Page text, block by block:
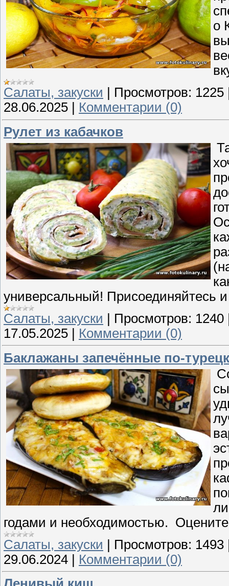
о
Cалаты, закуски
Просмотров: 1225
28.06.2025
Комментарии (0)
Рулет из кабачков
универсальный! Присоединяйтесь
Cалаты, закуски
Просмотров: 1240
17.05.2025
Комментарии (0)
Баклажаны запечённые по-
годами и необходимостью.
Cалаты, закуски | Просмотров: 1493
29.06.2024 | Комментарии (0)